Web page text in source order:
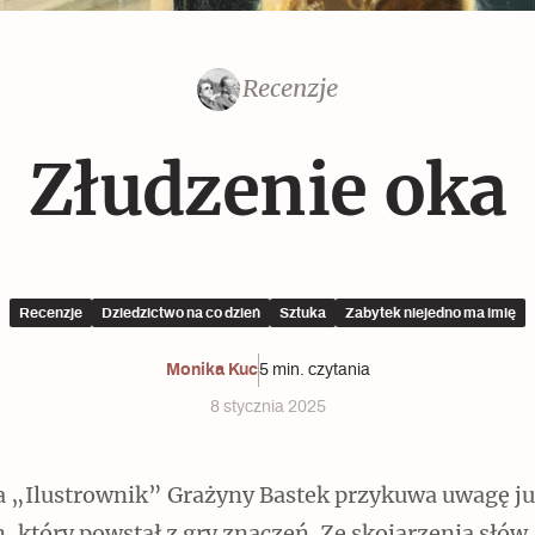
Recenzje
Złudzenie oka
Recenzje Dziedzictwo na co dzień Sztuka Zabytek niejedno ma imię
Monika Kuc5 min. czytania
8 stycznia 2025
„Ilustrownik” Grażyny Bastek przykuwa uwagę